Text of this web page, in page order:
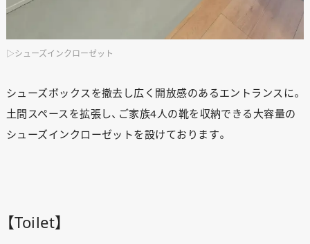
▷シューズインクローゼット
シューズボックスを撤去し広く開放感のあるエントランスに。
土間スペースを拡張し、ご家族4人の靴を収納できる大容量の
シューズインクローゼットを設けております。
【Toilet】